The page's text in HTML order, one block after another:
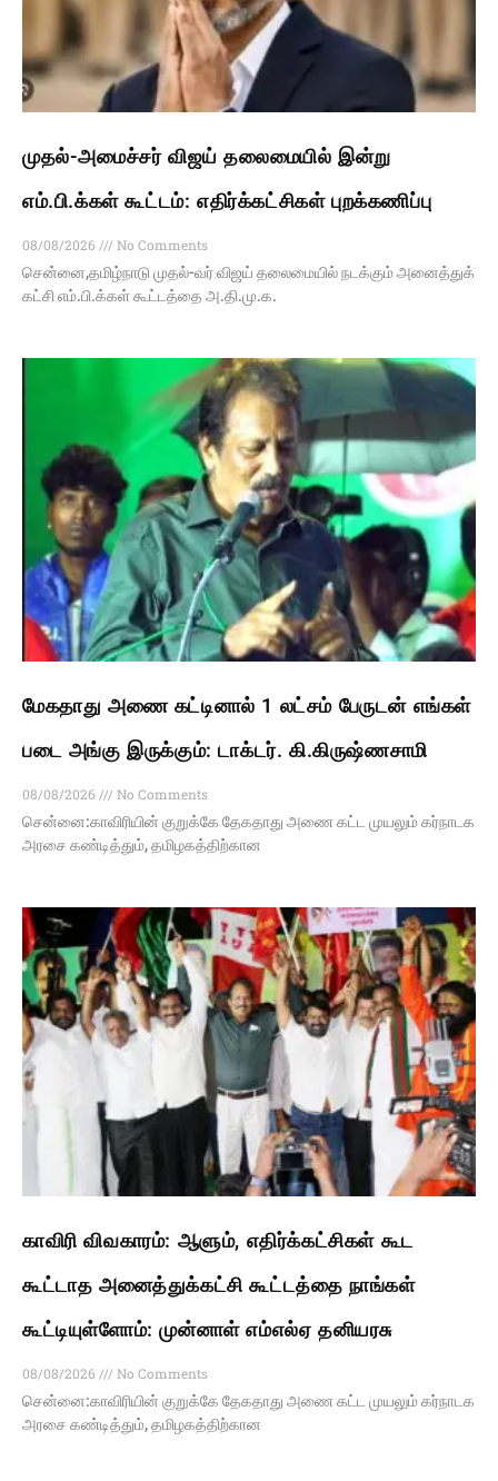
முதல்-அமைச்சர் விஜய் தலைமையில் இன்று
எம்.பி.க்கள் கூட்டம்: எதிர்க்கட்சிகள் புறக்கணிப்பு
08/08/2026
No Comments
சென்னை,தமிழ்நாடு முதல்-வர் விஜய் தலைமையில் நடக்கும் அனைத்துக்
கட்சி எம்.பி.க்கள் கூட்டத்தை அ.தி.மு.க.
மேகதாது அணை கட்டினால் 1 லட்சம் பேருடன் எங்கள்
படை அங்கு இருக்கும்: டாக்டர். கி.கிருஷ்ணசாமி
08/08/2026
No Comments
சென்னை:காவிரியின் குறுக்கே தேகதாது அணை கட்ட முயலும் கர்நாடக
அரசை கண்டித்தும், தமிழகத்திற்கான
காவிரி விவகாரம்: ஆளும், எதிர்க்கட்சிகள் கூட
கூட்டாத அனைத்துக்கட்சி கூட்டத்தை நாங்கள்
கூட்டியுள்ளோம்: முன்னாள் எம்எல்ஏ தனியரசு
08/08/2026
No Comments
சென்னை:காவிரியின் குறுக்கே தேகதாது அணை கட்ட முயலும் கர்நாடக
அரசை கண்டித்தும், தமிழகத்திற்கான